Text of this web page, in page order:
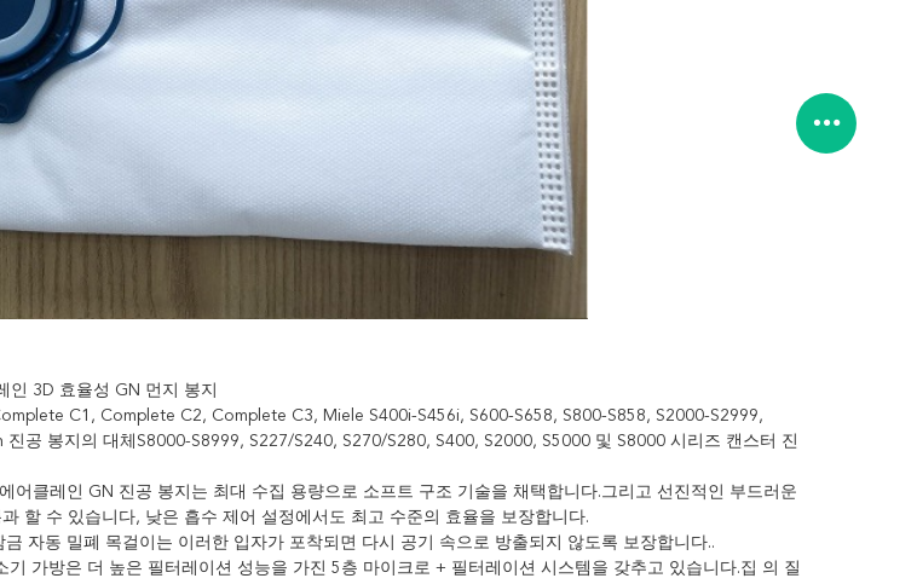
인 3D 효율성 GN 먼지 봉지
C1, Complete C2, Complete C3, Miele S400i-S456i, S600-S658, S800-S858, S2000-S2999,
공 봉지의 대체S8000-S8999, S227/S240, S270/S280, S400, S2000, S5000 및 S8000 시리즈 캔스터 진
어클레인 GN 진공 봉지는 최대 수집 용량으로 소프트 구조 기술을 채택합니다.그리고 선진적인 부드러운
할 수 있습니다, 낮은 흡수 제어 설정에서도 최고 수준의 효율을 보장합니다.
자동 밀폐 목걸이는 이러한 입자가 포착되면 다시 공기 속으로 방출되지 않도록 보장합니다..
기 가방은 더 높은 필터레이션 성능을 가진 5층 마이크로 + 필터레이션 시스템을 갖추고 있습니다.집 의 질